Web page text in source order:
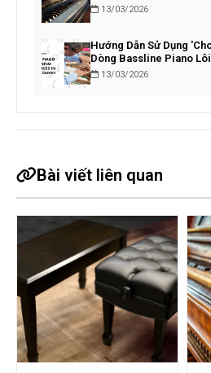
13/03/2026
Hướng Dẫn Sử Dụng
Dòng Bassline Piano
13/03/2026
Bài viết liên quan